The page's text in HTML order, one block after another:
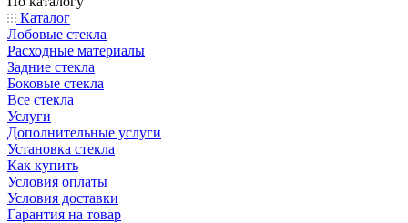
Каталог
Лобовые стекла
Расходные материалы
Задние стекла
Боковые стекла
Все стекла
Услуги
Дополнительные услуги
Установка стекла
Как купить
Условия оплаты
Условия доставки
Гарантия на товар